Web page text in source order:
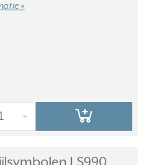
»
+
LS990